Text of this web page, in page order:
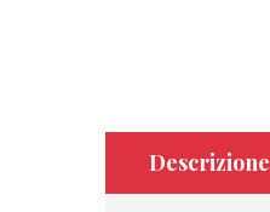
Descrizione